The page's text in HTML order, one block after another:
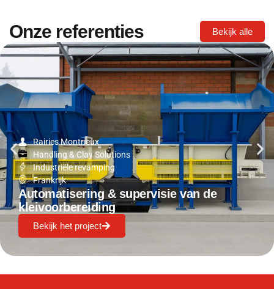
Onze referenties Bekijk alle
Rairies Montrieux
Handling & Clay Solutions
Industriële revamping
Frankrijk
Automatisering & supervisie van de
kleivoorbereiding
Bekijk het project